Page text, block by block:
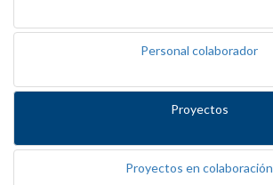
Personal colaborador
Proyectos
Proyectos en colaboración